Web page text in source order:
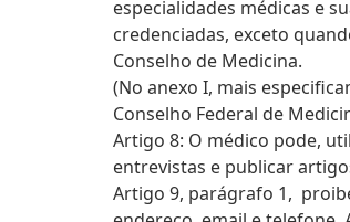
especialidades médicas e
credenciadas, exceto
Conselho de Medicina.
(No anexo I, mais
Conselho Federal de
Artigo 8: O médico pode,
entrevistas e publicar
Artigo 9, parágrafo 1,